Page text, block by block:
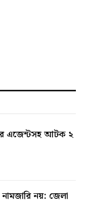
এজেন্টসহ আটক ২
নামজারি নয়: জেলা